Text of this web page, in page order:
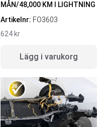
MÅN/48,000 KM I LIGHTNING
Artikelnr: FO3603
624 kr
Lägg i varukorg